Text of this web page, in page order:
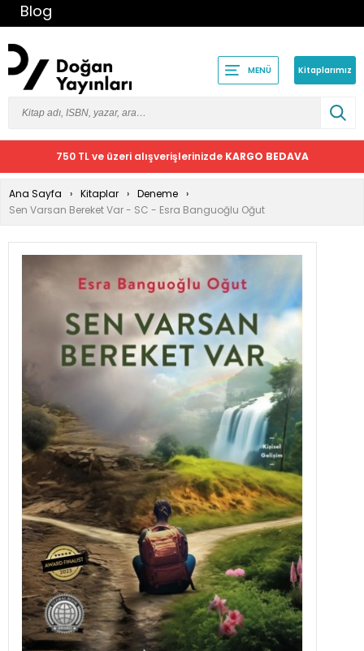
Blog
MENÜ Kitaplarımız
750 TL ve üzeri alışverişlerinizde KARGO BEDAVA
Ana Sayfa Kitaplar
Deneme
Sen Varsan Bereket Var - SC - Esra Banguoğlu Oğut